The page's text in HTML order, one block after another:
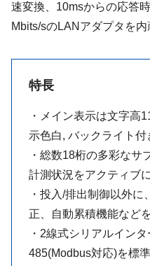
速変換、10msからの応答
Mbits/sのLANアダプタを内
特長
・メイン表示は文字高
示色白, バックライト付
・総数18桁の多彩なサ
計測状況をアクティブ
・投入/排出制御以外
正、自動累積機能など
・2線式シリアルイン
485(Modbus対応)を標